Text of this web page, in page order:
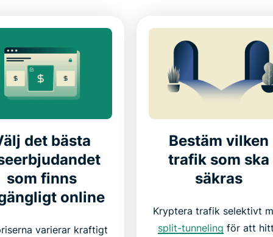
det bästa
som finns
online
varierar kraftigt
Bestäm vilken
trafik som ska
säkras
Kryptera trafik selektivt
split-tunneling för att